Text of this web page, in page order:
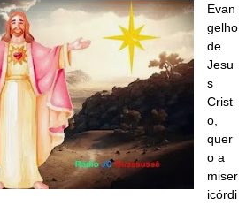
Evan
gelho
de
Jesu
s
Crist
o,
quer
o a
miser
icórdi